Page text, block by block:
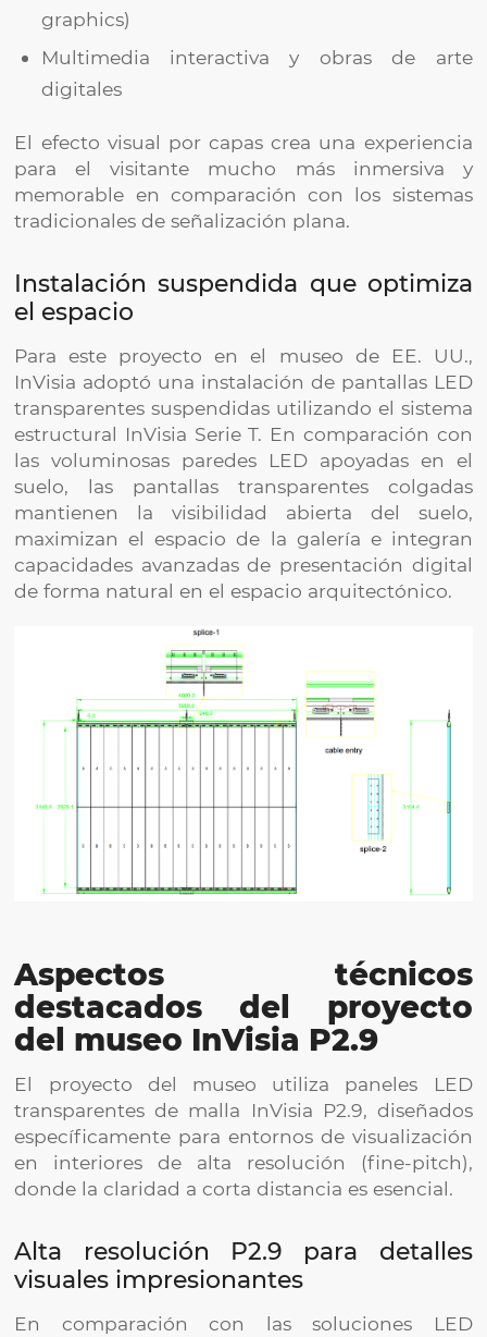
graphics)
Multimedia interactiva y obras de arte
digitales
El efecto visual por capas crea una experiencia
para el visitante mucho más inmersiva y
memorable en comparación con los sistemas
tradicionales de señalización plana.
Instalación suspendida que optimiza
el espacio
Para este proyecto en el museo de EE. UU.,
InVisia adoptó una instalación de pantallas LED
transparentes suspendidas utilizando el sistema
estructural InVisia Serie T. En comparación con
las voluminosas paredes LED apoyadas en el
suelo, las pantallas transparentes colgadas
mantienen la visibilidad abierta del suelo,
maximizan el espacio de la galería e integran
capacidades avanzadas de presentación digital
de forma natural en el espacio arquitectónico.
Aspectos técnicos
destacados del proyecto
del museo InVisia P2.9
El proyecto del museo utiliza paneles LED
transparentes de malla InVisia P2.9, diseñados
específicamente para entornos de visualización
en interiores de alta resolución (fine-pitch),
donde la claridad a corta distancia es esencial.
Alta resolución P2.9 para detalles
visuales impresionantes
En comparación con las soluciones LED